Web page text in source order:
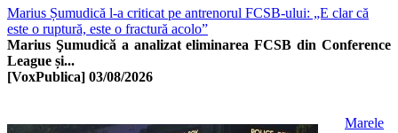
Marius Șumudică l-a criticat pe antrenorul FCSB-ului: „E clar că
este o ruptură, este o fractură acolo”
Marius Şumudică a analizat eliminarea FCSB din Conference
League și...
[VoxPublica] 03/08/2026
Marele